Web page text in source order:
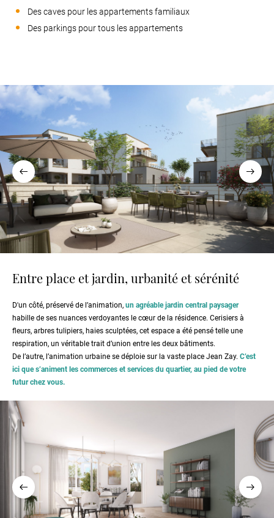
Des caves pour les appartements familiaux
Des parkings pour tous les appartements
Entre place et jardin, urbanité et sérénité
D'un côté, préservé de l’animation, un agréable jardin central paysager
habille de ses nuances verdoyantes le cœur de la résidence. Cerisiers à
fleurs, arbres tulipiers, haies sculptées, cet espace a été pensé telle une
respiration, un véritable trait d’union entre les deux bâtiments.
De l’autre, l’animation urbaine se déploie sur la vaste place Jean Zay. C’est
ici que s’animent les commerces et services du quartier, au pied de votre
futur chez vous.